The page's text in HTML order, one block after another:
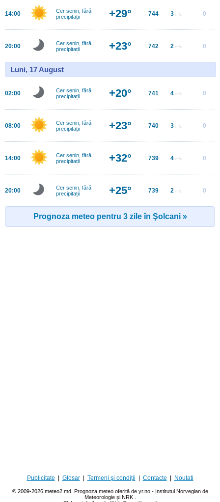
14:00
Cer senin, fără
precipitații
+29° 744 3 m/s 0
20:00
Cer senin, fără
precipitații
+23° 742 2 m/s 0
Luni, 17 August
02:00
Cer senin, fără
precipitații
+20° 741 4 m/s 0
08:00
Cer senin, fără
precipitații
+23° 740 3 m/s 0
14:00
Cer senin, fără
precipitații
+32° 739 4 m/s 0
20:00
Cer senin, fără
precipitații
+25° 739 2 m/s 0
Prognoza meteo pentru 3 zile în Şolcani »
Publicitate Glosar| Termeni și condiții Contacte Noutati
© 2009-2026 meteo2.md. Prognoza meteo oferită de yr.no - Institutul Norvegian de
Meteorologie și NRK